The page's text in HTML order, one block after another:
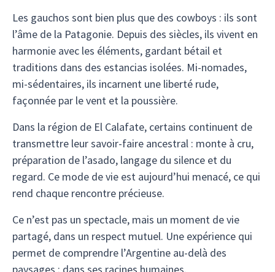
Les gauchos sont bien plus que des cowboys : ils sont
l’âme de la Patagonie. Depuis des siècles, ils vivent en
harmonie avec les éléments, gardant bétail et
traditions dans des estancias isolées. Mi-nomades,
mi-sédentaires, ils incarnent une liberté rude,
façonnée par le vent et la poussière.
Dans la région de El Calafate, certains continuent de
transmettre leur savoir-faire ancestral : monte à cru,
préparation de l’asado, langage du silence et du
regard. Ce mode de vie est aujourd’hui menacé, ce qui
rend chaque rencontre précieuse.
Ce n’est pas un spectacle, mais un moment de vie
partagé, dans un respect mutuel. Une expérience qui
permet de comprendre l’Argentine au-delà des
paysages : dans ses racines humaines.